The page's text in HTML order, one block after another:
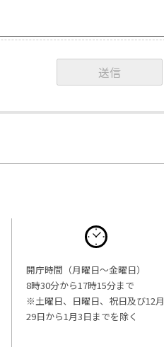
開庁時間（月曜日〜金曜日）
8時30分から17時15分まで
※土曜日、日曜日、祝日及び12月
29日から1月3日までを除く